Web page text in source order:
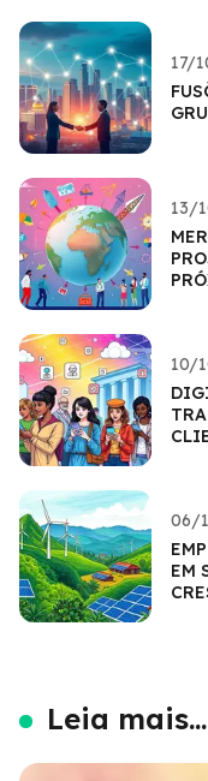
17/
13/
10/
06/
EM
Leia mais...